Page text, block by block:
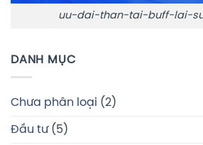
uu-dai-than-tai-buff-lai-
DANH MỤC
Chưa phân loại (2)
Đầu tư(5)